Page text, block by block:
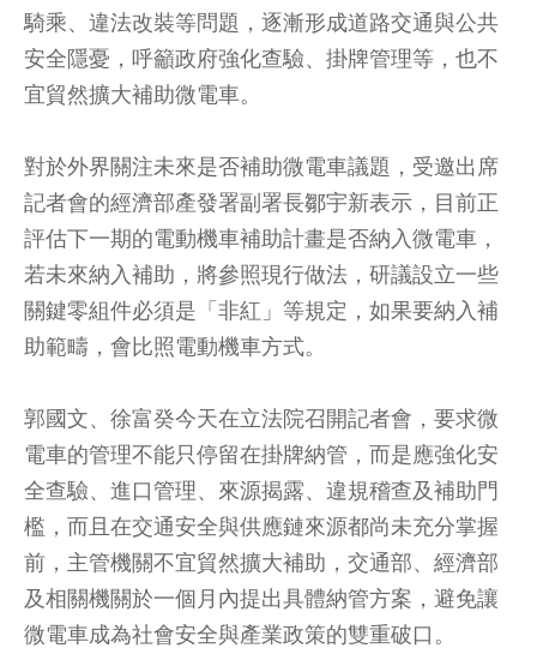
騎乘、違法改裝等問題，逐漸形成道路交通與公共
安全隱憂，呼籲政府強化查驗、掛牌管理等，也不
宜貿然擴大補助微電車。
對於外界關注未來是否補助微電車議題，受邀出席
記者會的經濟部產發署副署長鄒宇新表示，目前正
評估下一期的電動機車補助計畫是否納入微電車，
若未來納入補助，將參照現行做法，研議設立一些
關鍵零組件必須是「非紅」等規定，如果要納入補
助範疇，會比照電動機車方式。
郭國文、徐富癸今天在立法院召開記者會，要求微
電車的管理不能只停留在掛牌納管，而是應強化安
全查驗、進口管理、來源揭露、違規稽查及補助門
檻，而且在交通安全與供應鏈來源都尚未充分掌握
前，主管機關不宜貿然擴大補助，交通部、經濟部
及相關機關於一個月內提出具體納管方案，避免讓
微電車成為社會安全與產業政策的雙重破口。